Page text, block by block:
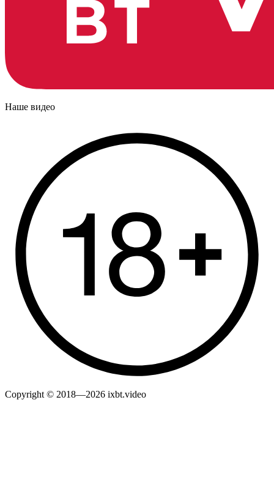
Наше видео
Copyright © 2018—2026 ixbt.video